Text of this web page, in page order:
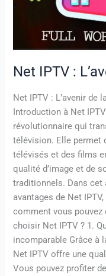
Net IPTV :
Net IPTV : L’avenir de
Introduction à Net
révolutionnaire qui
télévision. Elle permet
télévisés et des films
qualité d’image et de
traditionnels. Dans cet
avantages de Net
comment vous pouvez
choisir Net IPTV ? 1.
incomparable Grâce à
Net IPTV offre une
Vous pouvez profiter